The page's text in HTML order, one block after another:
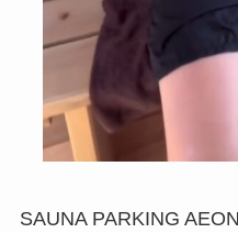
SAUNA PARKING